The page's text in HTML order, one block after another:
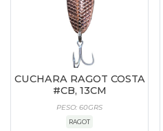
CUCHARA RAGOT COSTA
#CB, 13CM
PESO: 60GRS
RAGOT